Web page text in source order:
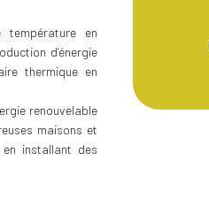
en
d’énergie
thermique en
renouvelable
maisons et
en installant des